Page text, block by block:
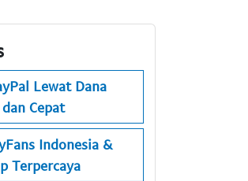
Lewat Dana
Cepat
Indonesia &
Terpercaya